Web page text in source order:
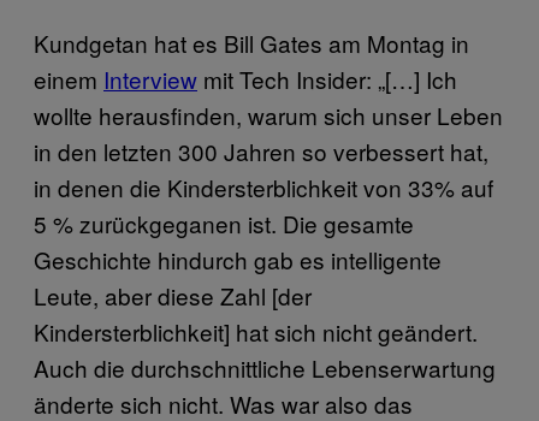
Kundgetan hat es Bill Gates am Montag in
einem Interview mit Tech Insider: „[…] Ich
wollte herausfinden, warum sich unser Leben
in den letzten 300 Jahren so verbessert hat,
in denen die Kindersterblichkeit von 33% auf
5 % zurückgeganen ist. Die gesamte
Geschichte hindurch gab es intelligente
Leute, aber diese Zahl [der
Kindersterblichkeit] hat sich nicht geändert.
Auch die durchschnittliche Lebenserwartung
änderte sich nicht. Was war also das